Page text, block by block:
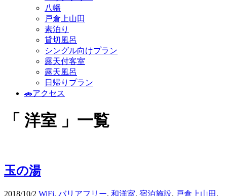
八幡
戸倉上山田
素泊り
貸切風呂
シングル向けプラン
露天付客室
露天風呂
日帰りプラン
🚗アクセス
「 洋室 」一覧
玉の湯
2018/10/2 WiFi, バリアフリー, 和洋室, 宿泊施設, 戸倉上山田 ,